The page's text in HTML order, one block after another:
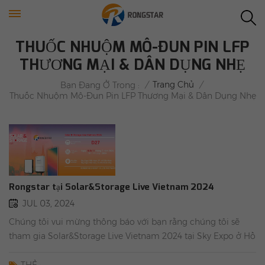
THUỐC NHUỘM MÔ-ĐUN PIN LFP
THƯƠNG MẠI & DÂN DỤNG NHẸ
Bạn Đang Ở Trong : / Trang Chủ
/
Thuốc Nhuộm Mô-Đun Pin LFP Thương Mại & Dân Dụng Nhẹ
Rongstar tại Solar&Storage Live Vietnam 2024
JUL 03, 2024
Chúng tôi vui mừng thông báo với bạn rằng chúng tôi sẽ
tham gia Solar&Storage Live Vietnam 2024 tại Sky Expo ở Hồ